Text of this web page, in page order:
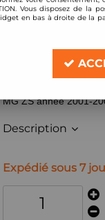
Réf. : TG086019B_
Silentblocs renforcés
Fabricant: Strongflex
MG ZS année 2001-
Description
Expédié sous 7
Vous disposez de la
en bas à droite de la